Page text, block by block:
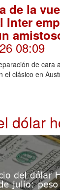
de la
Inter
08:09
de cara
el clásico en
dólar